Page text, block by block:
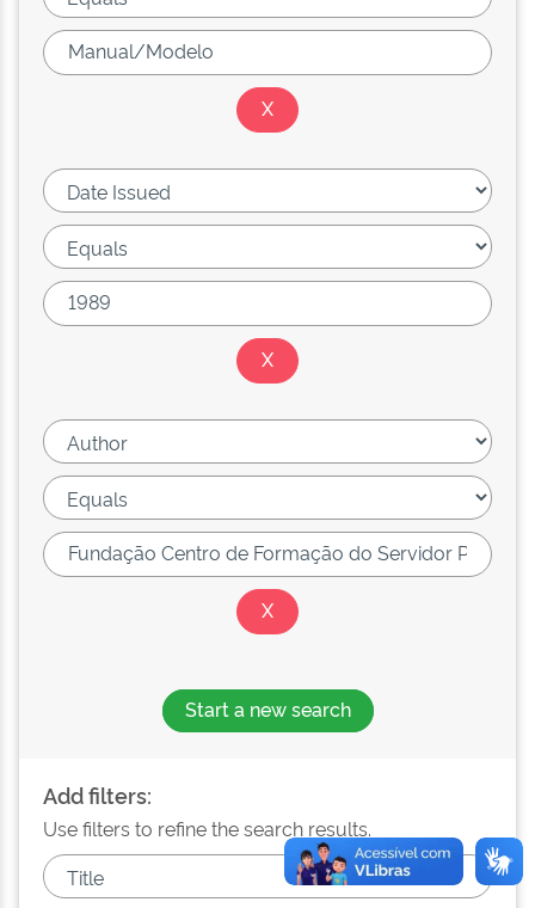
Start a new search
Add filters:
Use filters to refine the search results.